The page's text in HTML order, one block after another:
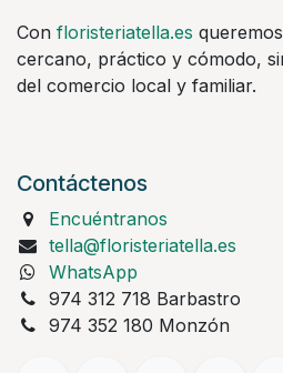
Con floristeriatella.es
cercano, práctico y cómodo,
del comercio local y familiar.
Contáctenos
Encuéntranos
tella@floristeriatella.es
WhatsApp
974 312 718 Barbastro
974 352 180 Monzón